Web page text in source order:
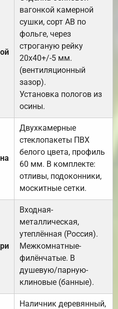
вагонкой камерной
сушки, сорт АВ по
фольге, через
строганую рейку
20х40+/-5 мм.
(вентиляционный
зазор).
Установка пологов из
осины.
Двухкамерные
стеклопакеты ПВХ
белого цвета, профиль
60 мм. В комплекте:
отливы, подоконники,
москитные сетки.
Входная-
металлическая,
утеплённая (Россия).
Межкомнатные-
филёнчатые. В
душевую/парную-
клиновые (банные).
Наличник деревянный,